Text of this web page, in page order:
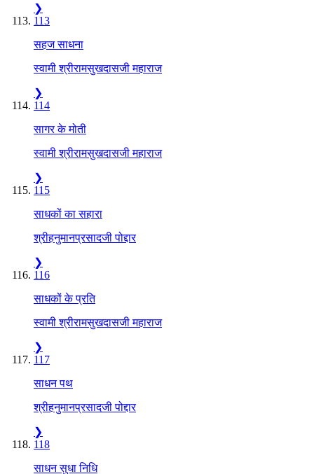
❯
113
सहज साधना
स्वामी श्रीरामसुखदासजी महाराज
❯
114
सागर के मोती
स्वामी श्रीरामसुखदासजी महाराज
❯
115
साधकों का सहारा
श्रीहनुमानप्रसादजी पोद्दार
❯
116
साधकों के प्रति
स्वामी श्रीरामसुखदासजी महाराज
❯
117
साधन पथ
श्रीहनुमानप्रसादजी पोद्दार
❯
118
साधन सुधा निधि